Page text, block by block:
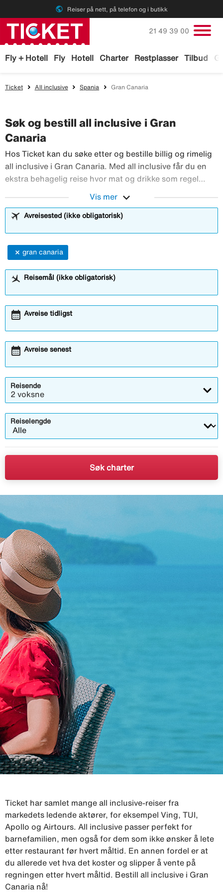
public Reiser på nett, på telefon og i butikk
Fly + Hotell Fly Hotell Charter Restplasser Tilbud
Ring oss på
21 49 39 00
Ticket All inclusive Spania Gran Canaria
Søk og bestill all inclusive i Gran
Canaria
Hos Ticket kan du søke etter og bestille billig og rimelig
all inclusive i Gran Canaria. Med all inclusive får du en
ekstra behagelig reise hvor mat og drikke som regel
hotellet som passer deg best i Gran Canaria.
Vis mer expand_more
Avreisested (ikke obligatorisk)
Reisemål (ikke obligatorisk)
gran canaria
Avreise tidligst
calendar_month
Avreise senest
calendar_month
Reisende
2 voksne
Reiselengde
Søk charter
Ticket har samlet mange all inclusive-reiser fra
markedets ledende aktører, for eksempel Ving, TUI,
Apollo og Airtours. All inclusive passer perfekt for
barnefamilien, men også for dem som ikke ønsker å lete
etter restaurant før hvert måltid. En annen fordel er at
du allerede vet hva det koster og slipper å vente på
regningen etter hvert måltid. Bestill all inclusive i Gran
Canaria nå!